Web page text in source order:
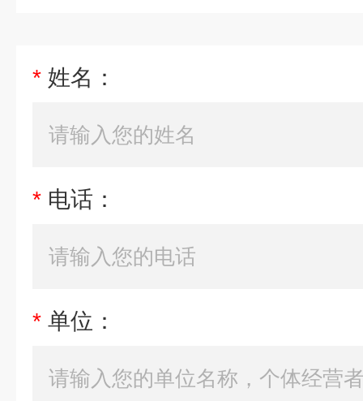
* 姓名：
* 电话：
* 单位：